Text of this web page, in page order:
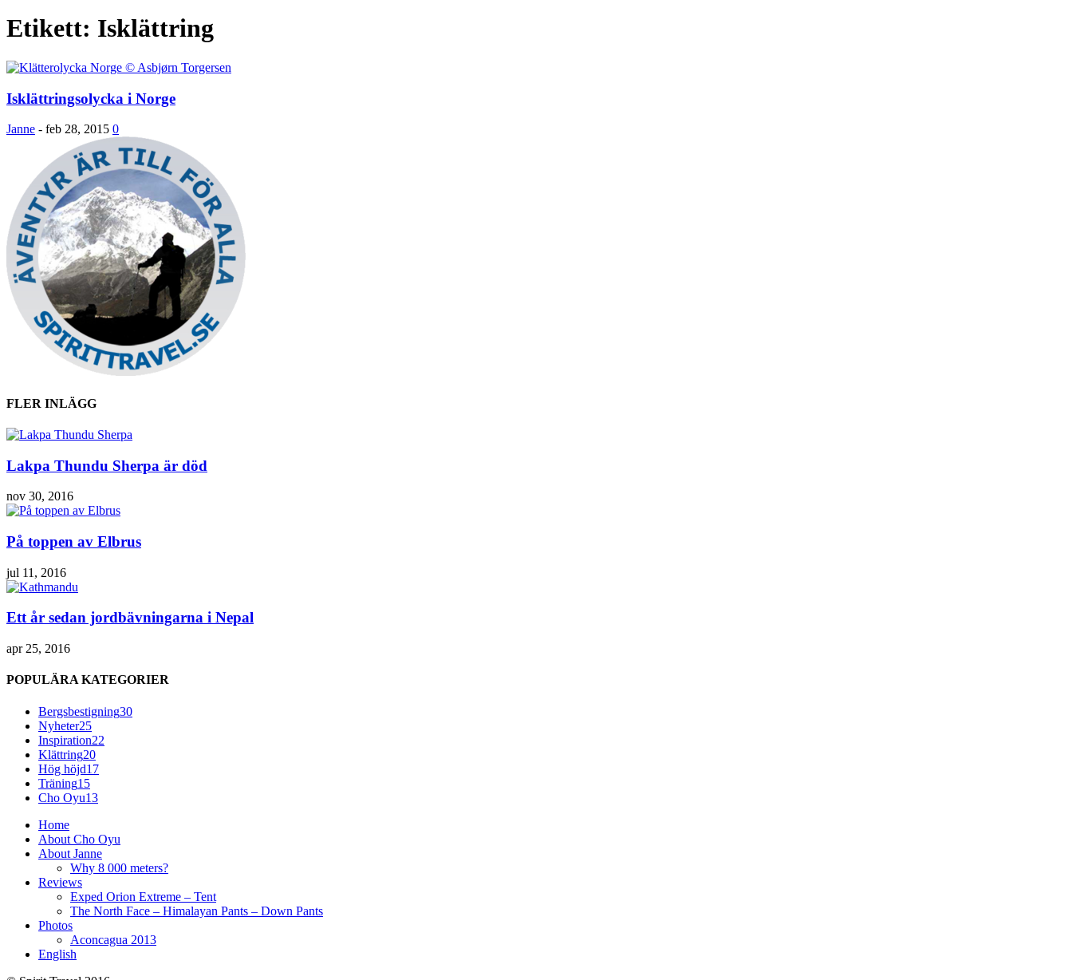
Etikett: Isklättring
Isklättringsolycka i Norge
Janne - feb 28, 2015 0
FLER INLÄGG
Lakpa Thundu Sherpa är död
nov 30, 2016
På toppen av Elbrus
jul 11, 2016
Ett år sedan jordbävningarna i Nepal
apr 25, 2016
POPULÄRA KATEGORIER
Bergsbestigning30
Nyheter25
Inspiration22
Klättring20
Hög höjd17
Träning15
Cho Oyu13
Home
About Cho Oyu
About Janne
Why 8 000 meters?
Reviews
Exped Orion Extreme – Tent
The North Face – Himalayan Pants – Down Pants
Photos
Aconcagua 2013
English